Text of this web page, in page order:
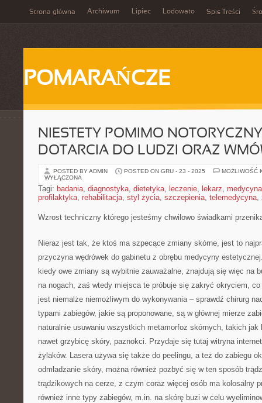
Strona główna Archiwum Lipiec Lodowato Spis Treści
POMARAŃCZE
NIESTETY POMIMO
DOTARCIA DO LUDZI ORAZ
POSTED BY ADMIN POSTED ON GRU - 23 - 2025
MOŻLIWOŚĆ
WYŁĄCZONA
Tagi: badania, diagnostyka, dietetyka, leczenie, lekarz, medycyna
profilaktyka, rehabilitacja, styl życia, szczepienia, telemedycyna,
Wzrost techniczny którego jesteśmy chwilowo świadkami
Nieraz jest tak, że ktoś ma szpecące zmiany skórne, jest to
przyczyna wędrówek do gabinetu z obrębu medycyny
kiedy owe zmiany są wybitnie zauważalne, znajdują się więc na
na nogach, zaś wtedy miejsca te próbuje się zakryć okryciem,
jest niemalże niemożliwym do wykonywania – sprawdź chirurg
typami zabiegów, jakie są proponowane, są w głównej mierze
naturalnie usuwaniu wszystkich metamorfoz skórnych, takich
nawet grzybicę skóry, paznokci. Przydaje się tutaj witryna
żylaków. Lasera używa się także do peelingu, a też do zabiegu
odmładzanie skóry, można również pozbyć się w ten sposób
trądzikowych na cerze, z czym coraz więcej osób ma kolosalny
również inne typy zabiegów, m.in. na skórę buzi w celu